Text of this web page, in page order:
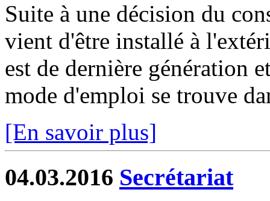
Suite à une décision du
vient d'être installé à
est de dernière génération
mode d'emploi se trouve
[En savoir plus]
04.03.2016 Secrétariat